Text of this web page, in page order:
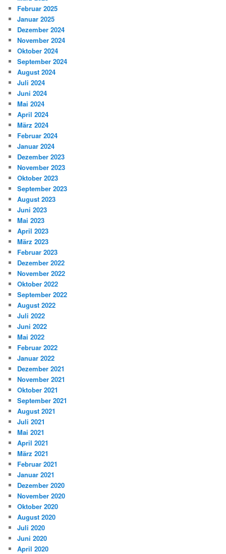
Februar 2025
Januar 2025
Dezember 2024
November 2024
Oktober 2024
September 2024
August 2024
Juli 2024
Juni 2024
Mai 2024
April 2024
März 2024
Februar 2024
Januar 2024
Dezember 2023
November 2023
Oktober 2023
September 2023
August 2023
Juni 2023
Mai 2023
April 2023
März 2023
Februar 2023
Dezember 2022
November 2022
Oktober 2022
September 2022
August 2022
Juli 2022
Juni 2022
Mai 2022
Februar 2022
Januar 2022
Dezember 2021
November 2021
Oktober 2021
September 2021
August 2021
Juli 2021
Mai 2021
April 2021
März 2021
Februar 2021
Januar 2021
Dezember 2020
November 2020
Oktober 2020
August 2020
Juli 2020
Juni 2020
April 2020